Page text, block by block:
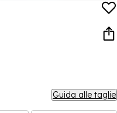
Guida alle taglie